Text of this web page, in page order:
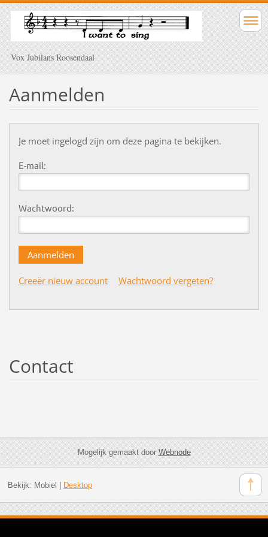
Vox Jubilans Roosendaal
Aanmelden
Je moet ingelogd zijn om deze pagina te bekijken.
E-mail:
Wachtwoord:
Creeër nieuw account Wachtwoord vergeten?
Contact
Mogelijk gemaakt doorWebnode
Bekijk: Mobiel Desktop